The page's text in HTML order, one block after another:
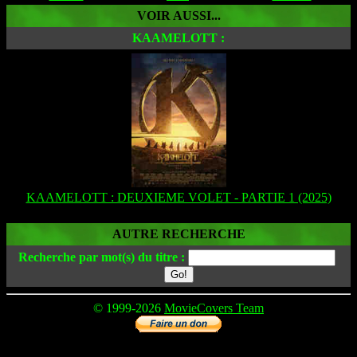
VOIR AUSSI...
KAAMELOTT :
KAAMELOTT : DEUXIEME VOLET - PARTIE 1 (2025)
AUTRE RECHERCHE
Recherche par mot(s) du titre :
© 1999-2026 MovieCovers Team